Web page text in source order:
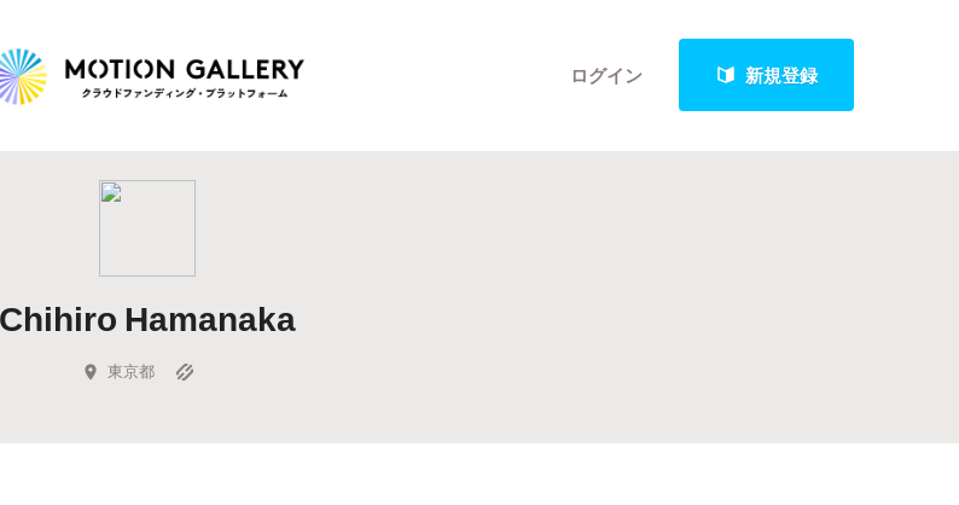
ログイン 新規登録
Highlight
Feature
キュレーターから探す
Chihiro Hamanaka
東京都